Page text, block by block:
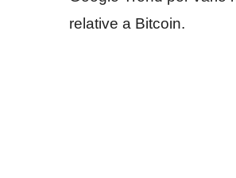
relative a Bitcoin.